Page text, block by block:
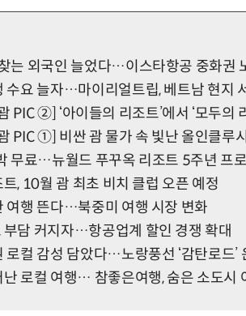
는 외국인 늘었다…이스타항공 중화권
수요 늘자…마이리얼트립, 베트남 현지
PIC ②] ‘아이들의 리조트’에서 ‘모두의
PIC ①] 비싼 괌 물가 속 빛난 올인클루시
무료…뉴월드 푸꾸옥 리조트 5주년 프
, 10월 괌 최초 비치 클럽 오픈 예정
여행 뜬다…북중미 여행 시장 변화
부담 커지자…항공업계 할인 경쟁 확대
로컬 감성 담았다…노랑풍선 ‘감탄로드’
난 로컬 여행… 참좋은여행, 숨은 소도시